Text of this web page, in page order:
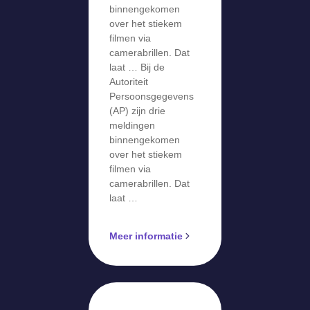
camerabril
binnengekomen
over het stiekem
filmen via
camerabrillen. Dat
laat … Bij de
Autoriteit
Persoonsgegevens
(AP) zijn drie
meldingen
binnengekomen
over het stiekem
filmen via
camerabrillen. Dat
laat …
Meer informatie